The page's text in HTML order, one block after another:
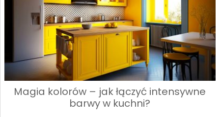
Magia kolorów – jak łączyć intensywne
barwy w kuchni?